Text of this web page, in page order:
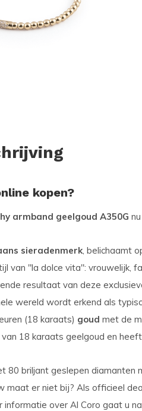
kopen?
armband geelgoud A350G
sieradenmerk, belichaamt
van "la dolce vita": vrouwelijk,
resultaat van deze
wereld wordt erkend als
(18 karaats) goud met de
18 karaats geelgoud en
80 briljant geslepen
maat er niet bij? Als officieel
informatie over Al Coro gaat u